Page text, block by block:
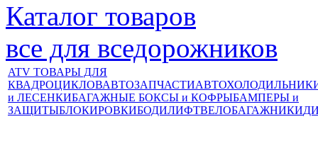
Каталог товаров
все для вседорожников
ATV ТОВАРЫ ДЛЯ
КВАДРОЦИКЛОВАВТОЗАПЧАСТИ
и ЛЕСЕНКИБАГАЖНЫЕ БОКСЫ и КОФРЫБАМПЕРЫ и
ЗАЩИТЫБЛОКИРОВКИБОДИЛИФТВЕЛОБАГАЖНИКИ